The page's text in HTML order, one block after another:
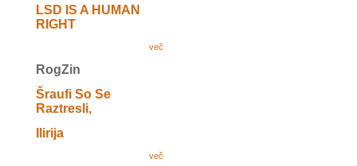
LSD IS A HUMAN
RIGHT
več
RogZin
Šraufi So Se
Raztresli,
Ilirija
več